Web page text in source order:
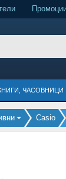
ЧАСОВНИЦИ
Casio